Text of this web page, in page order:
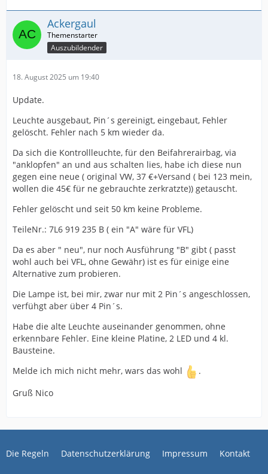
Ackergaul
Auszubildender
18. August 2025 um 19:40
Update.
Leuchte ausgebaut, Pin´s gereinigt, eingebaut, Fehler
gelöscht. Fehler nach 5 km wieder da.
Da sich die Kontrollleuchte, für den Beifahrerairbag, via
"anklopfen" an und aus schalten lies, habe ich diese nun
gegen eine neue ( original VW, 37 €+Versand ( bei 123 mein,
wollen die 45€ für ne gebrauchte zerkratzte)) getauscht.
Fehler gelöscht und seit 50 km keine Probleme.
TeileNr.: 7L6 919 235 B ( ein "A" wäre für VFL)
Da es aber " neu", nur noch Ausführung "B" gibt ( passt
wohl auch bei VFL, ohne Gewähr) ist es für einige eine
Alternative zum probieren.
Die Lampe ist, bei mir, zwar nur mit 2 Pin´s angeschlossen,
verfühgt aber über 4 Pin´s.
Habe die alte Leuchte auseinander genommen, ohne
erkennbare Fehler. Eine kleine Platine, 2 LED und 4 kl.
Bausteine.
Melde ich mich nicht mehr, wars das wohl
.
Gruß Nico
Die Regeln Datenschutzerklärung Impressum Kontakt